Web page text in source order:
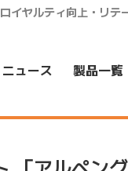
ヤルティ向上・リテ
ニュース 製品一覧